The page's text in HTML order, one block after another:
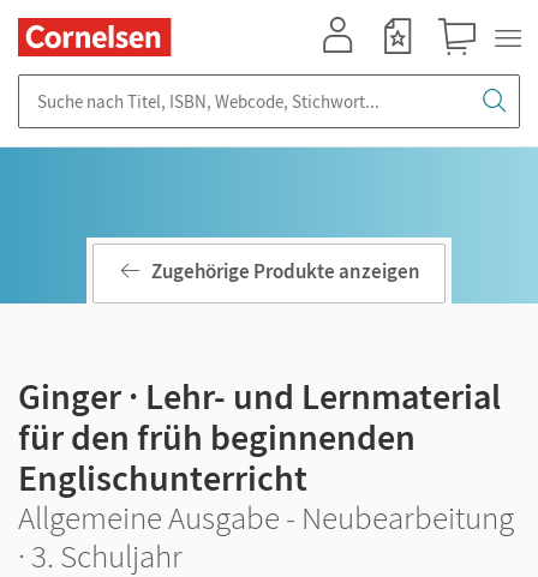
Zugehörige Produkte anzeigen
Ginger · Lehr- und Lernmaterial
für den früh beginnenden
Englischunterricht
Allgemeine Ausgabe - Neubearbeitung
· 3. Schuljahr